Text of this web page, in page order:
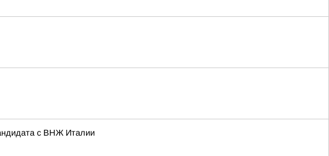
с ВНЖ Италии